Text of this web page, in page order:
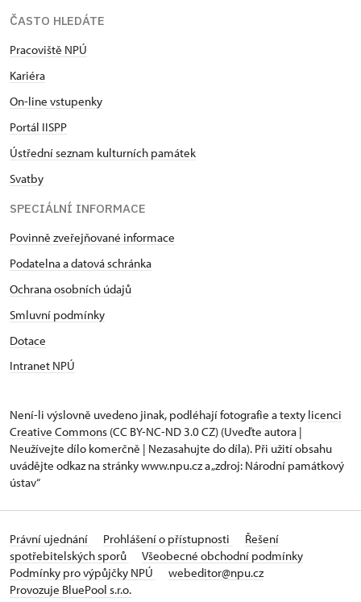
ČASTO HLEDÁTE
Pracoviště NPÚ
Kariéra
On-line vstupenky
Portál IISPP
Ústřední seznam kulturních památek
Svatby
SPECIÁLNÍ INFORMACE
Povinně zveřejňované informace
Podatelna a datová schránka
Ochrana osobních údajů
Smluvní podmínky
Dotace
Intranet NPÚ
Není-li výslovně uvedeno jinak, podléhají fotografie a texty licenci
Creative Commons (CC BY-NC-ND 3.0 CZ) (Uveďte autora |
Neužívejte dílo komerčně | Nezasahujte do díla). Při užití obsahu
uvádějte odkaz na stránky www.npu.cz a „zdroj: Národní památkový
ústav“
Právní ujednání Prohlášení o přístupnosti
Řešení
spotřebitelských sporů
Všeobecné obchodní podmínky
Podmínky pro výpůjčky NPÚ
webeditor@npu.cz
Provozuje BluePool s.r.o.